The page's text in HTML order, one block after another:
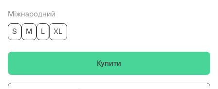
Міжнародний
S
M L XL
Купити